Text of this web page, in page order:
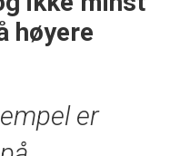
høyere
er